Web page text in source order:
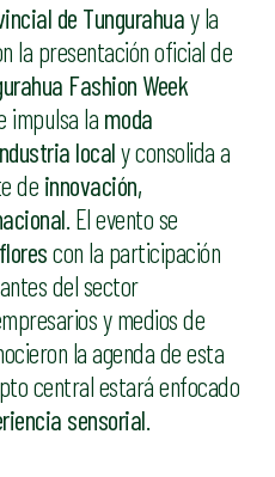
de Tungurahuay la
la presentación oficial de
Fashion Week
impulsa la moda
localy consolida a
de innovación,
. El evento se
con la participación
del sector
y medios de
la agenda de esta
central estará enfocado
sensorial.